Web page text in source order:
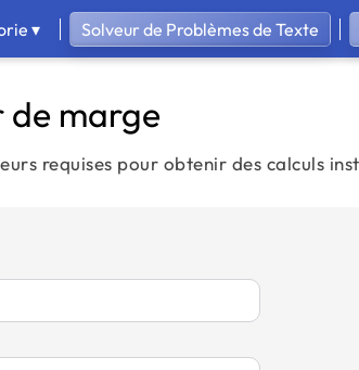
▾ Solveur de Problèmes de Texte
de marge
requises pour obtenir des calculs